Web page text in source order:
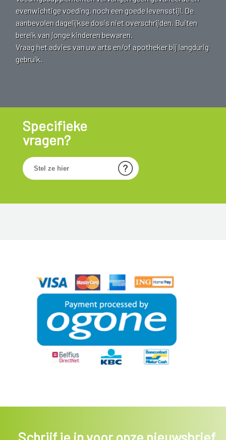
evenwichtige voeding, noch een goede levensstijl. De
aanbevolen dagelijkse dosis niet overschrijden. Buiten
bereik van jonge kinderen bewaren.
Vraag het advies van uw arts en/of apotheker bij langdurig
gebruik.
Specifieke
vragen?